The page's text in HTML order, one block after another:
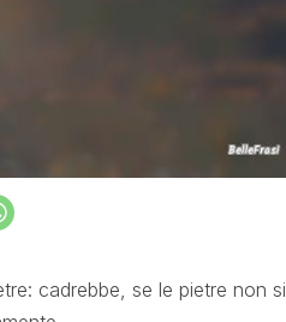
cadrebbe, se le pie­tre non si